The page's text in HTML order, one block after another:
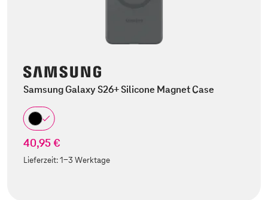
Samsung Galaxy S26+ Silicone Magnet Case
40,95 €
Lieferzeit:1-3 Werktage